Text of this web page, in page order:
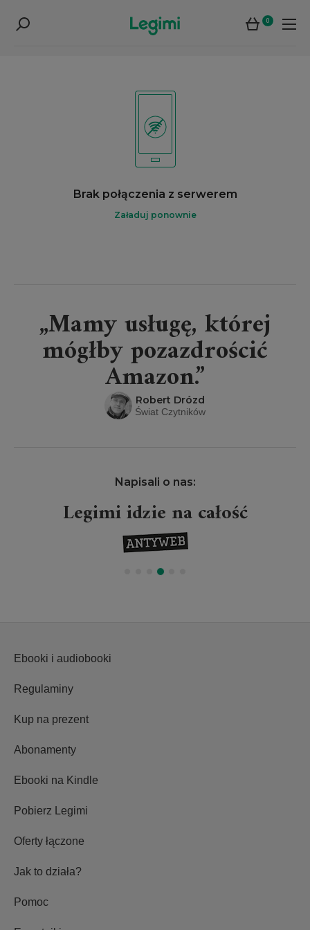
0
Brak połączenia z serwerem
Załaduj ponownie
„Mamy usługę, której
mógłby pozazdrościć
Amazon.”
Robert Drózd
Świat Czytników
Napisali o nas:
Legimi idzie na całość
Ebooki i audiobooki
Regulaminy
Kup na prezent
Abonamenty
Ebooki na Kindle
Pobierz Legimi
Oferty łączone
Jak to działa?
Pomoc